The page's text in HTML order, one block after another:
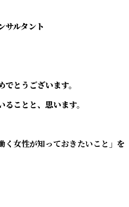
サルタント
とうございます。
ことと、思います。
く女性が知っておきたいこと」 を